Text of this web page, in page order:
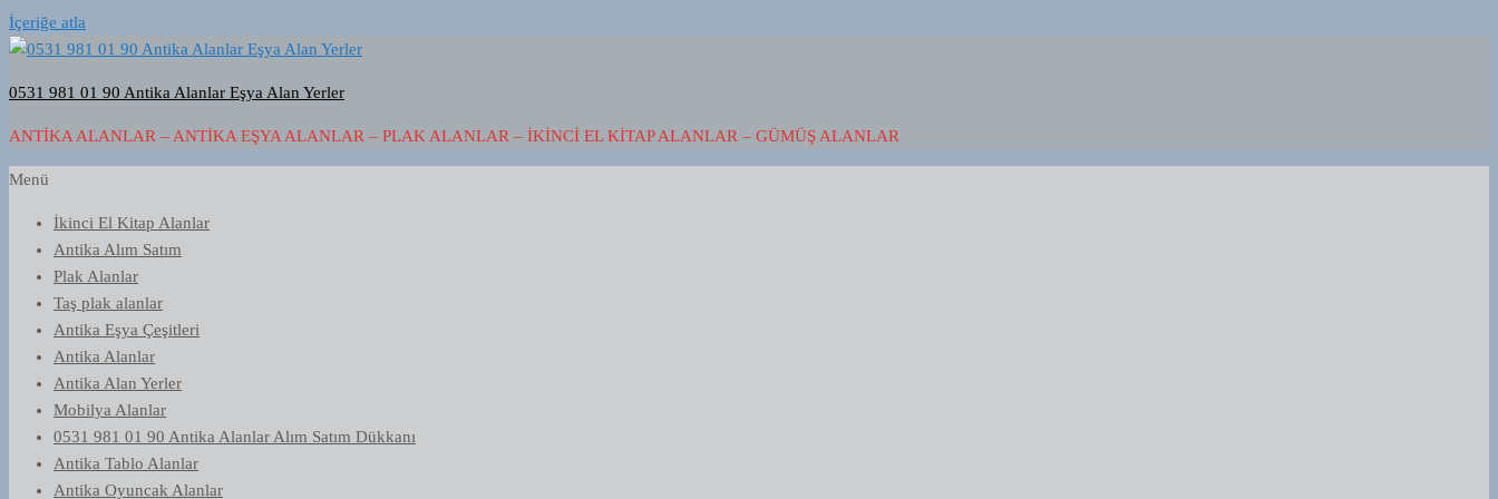
İçeriğe atla
0531 981 01 90 Antika Alanlar Eşya Alan Yerler
ANTIKA ALANLAR – ANTIKA EŞYA ALANLAR – PLAK ALANLAR – İKINCI EL KITAP ALANLAR – GÜMÜŞ ALANLAR
Menü
İkinci El Kitap Alanlar
Antika Alım Satım
Plak Alanlar
Taş plak alanlar
Antika Eşya Çeşitleri
Antika Alanlar
Antika Alan Yerler
Mobilya Alanlar
0531 981 01 90 Antika Alanlar Alım Satım Dükkanı
Antika Tablo Alanlar
Antika Oyuncak Alanlar